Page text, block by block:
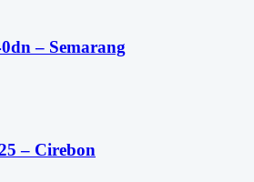
– Semarang
– Cirebon